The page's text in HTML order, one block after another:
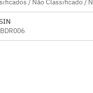
/ Não Classificado /